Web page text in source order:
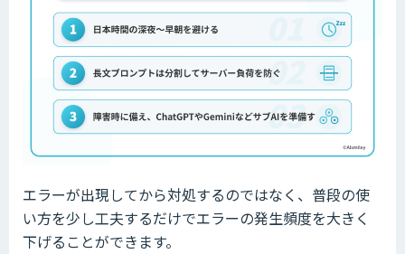
エラーが出現してから対処するのではなく、普段の使
い方を少し工夫するだけでエラーの発生頻度を大きく
下げることができます。